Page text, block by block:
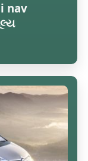
nav